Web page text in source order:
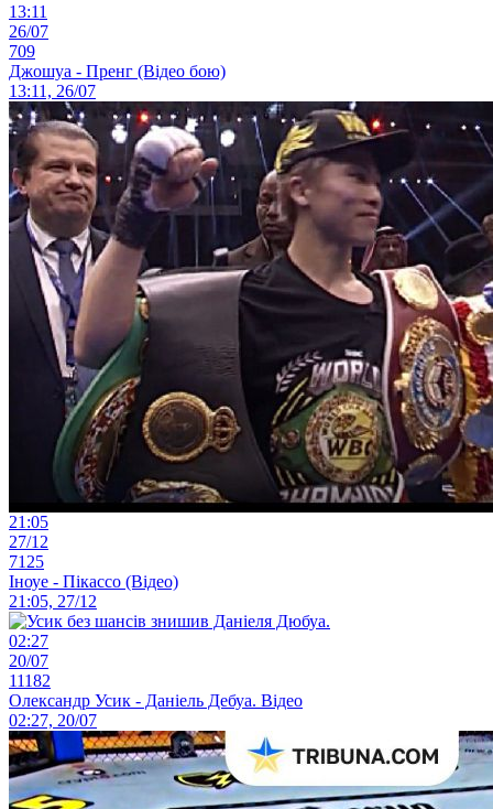
13:11
26/07
709
Джошуа - Пренг (Відео бою)
13:11, 26/07
21:05
27/12
7125
Іноуе - Пікассо (Відео)
21:05, 27/12
02:27
20/07
11182
Олександр Усик - Даніель Дебуа. Відео
02:27, 20/07